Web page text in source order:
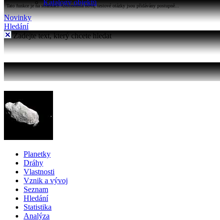
Katalogy objektů
Tato funkce je na stránkách Astronomia nová, testové otázky jsou přidávány postupně...
Novinky
Hledání
Zadejte text, který chcete hledat
Planetky
Dráhy
Vlastnosti
Vznik a vývoj
Seznam
Hledání
Statistika
Analýza